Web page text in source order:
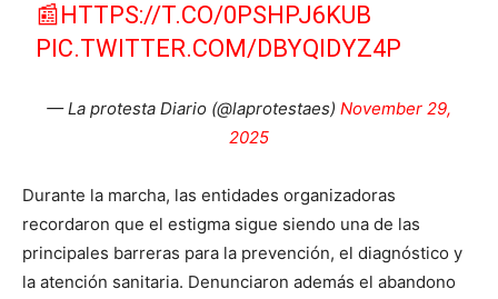
📰HTTPS://T.CO/0PSHPJ6KUB
PIC.TWITTER.COM/DBYQIDYZ4P
— La protesta Diario (@laprotestaes) November 29,
2025
Durante la marcha, las entidades organizadoras
recordaron que el estigma sigue siendo una de las
principales barreras para la prevención, el diagnóstico y
la atención sanitaria. Denunciaron además el abandono